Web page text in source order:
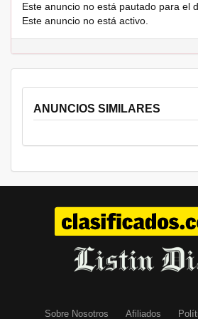
Este anuncio no está pautado para el
Este anuncio no está activo.
ANUNCIOS SIMILARES
Sobre Nosotros Afiliados